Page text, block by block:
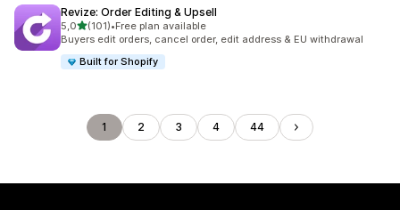
Revize: Order Editing & Upsell
5,0de 5 estrelas
(101)
101 total de avaliações
•Free plan available
Buyers edit orders, cancel order, edit address & EU withdrawal
Built for Shopify
1 2 3 4 44